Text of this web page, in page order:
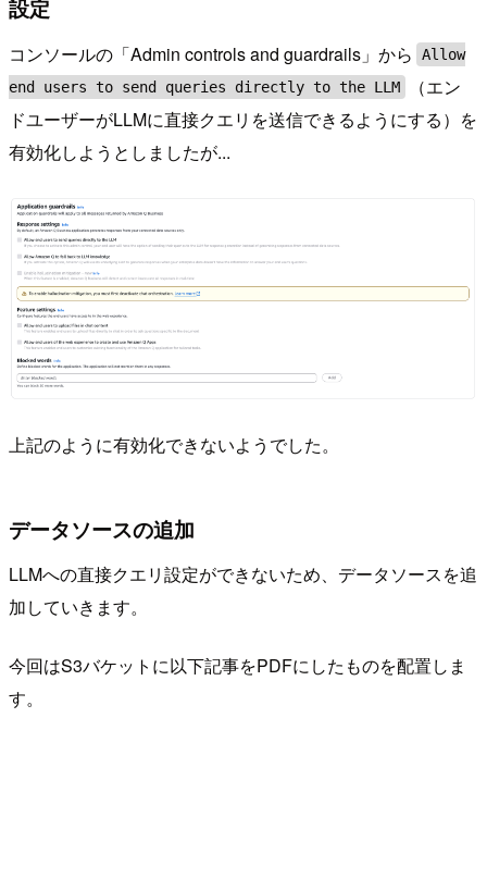
設定
コンソールの「Admin controls and guardrails」から
Allow
end users to send queries directly to the LLM
（エン
ドユーザーがLLMに直接クエリを送信できるようにする）を
有効化しようとしましたが...
上記のように有効化できないようでした。
データソースの追加
LLMへの直接クエリ設定ができないため、データソースを追
加していきます。
今回はS3バケットに以下記事をPDFにしたものを配置しま
す。